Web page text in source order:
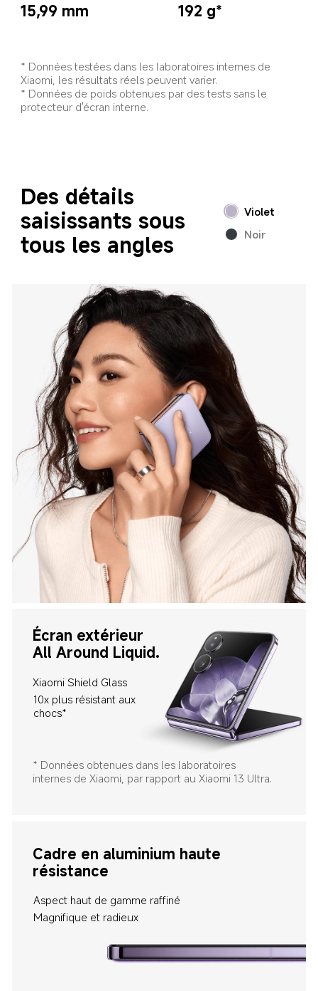
15,99 mm 192 g*
* Données testées dans les laboratoires internes de
Xiaomi, les résultats réels peuvent varier.
* Données de poids obtenues par des tests sans le
protecteur d'écran interne.
Des détails
saisissants sous
tous les angles
Violet
Noir
Écran extérieur
All Around Liquid.
Xiaomi Shield Glass
10x plus résistant aux
chocs*
* Données obtenues dans les laboratoires
internes de Xiaomi, par rapport au Xiaomi 13 Ultra.
Cadre en aluminium haute
résistance
Magnifique et radieux